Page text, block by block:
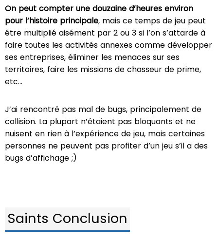
On peut compter une douzaine d’heures environ
pour l’histoire principale, mais ce temps de jeu peut
être multiplié aisément par 2 ou 3 si l’on s’attarde à
faire toutes les activités annexes comme développer
ses entreprises, éliminer les menaces sur ses
territoires, faire les missions de chasseur de prime,
etc…
J’ai rencontré pas mal de bugs, principalement de
collision. La plupart n’étaient pas bloquants et ne
nuisent en rien à l’expérience de jeu, mais certaines
personnes ne peuvent pas profiter d’un jeu s’il a des
bugs d’affichage ;)
Saints Conclusion